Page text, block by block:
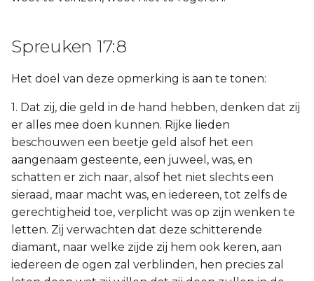
Spreuken 17:8
Het doel van deze opmerking is aan te tonen:
1. Dat zij, die geld in de hand hebben, denken dat zij
er alles mee doen kunnen. Rijke lieden
beschouwen een beetje geld alsof het een
aangenaam gesteente, een juweel, was, en
schatten er zich naar, alsof het niet slechts een
sieraad, maar macht was, en iedereen, tot zelfs de
gerechtigheid toe, verplicht was op zijn wenken te
letten. Zij verwachten dat deze schitterende
diamant, naar welke zijde zij hem ook keren, aan
iedereen de ogen zal verblinden, hen precies zal